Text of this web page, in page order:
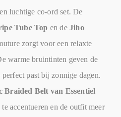
luchtige co-ord set. De
Tube Top en deJiho
zorgt voor een relaxte
warme bruintinten geven de
past bij zonnige dagen.
Braided Belt van Essentiel
accentueren en de outfit meer